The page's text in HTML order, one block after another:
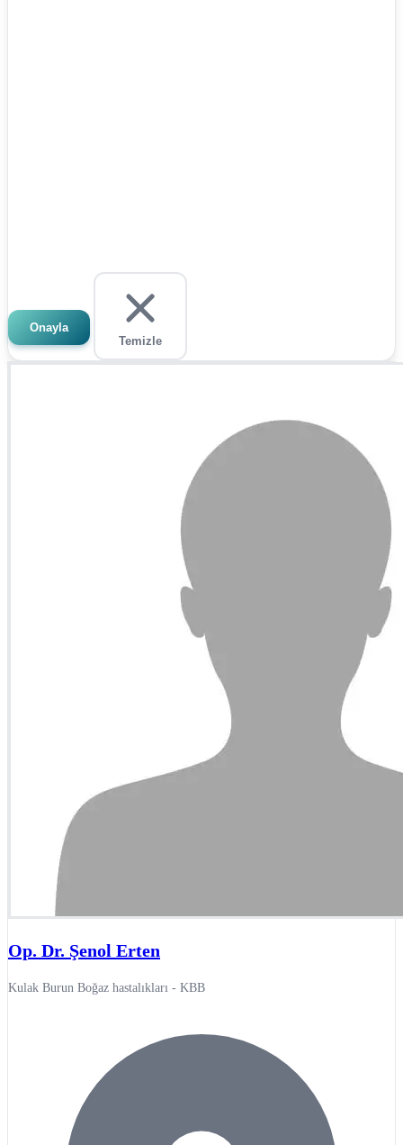
Onayla
Temizle
Op. Dr. Şenol Erten
Kulak Burun Boğaz hastalıkları - KBB